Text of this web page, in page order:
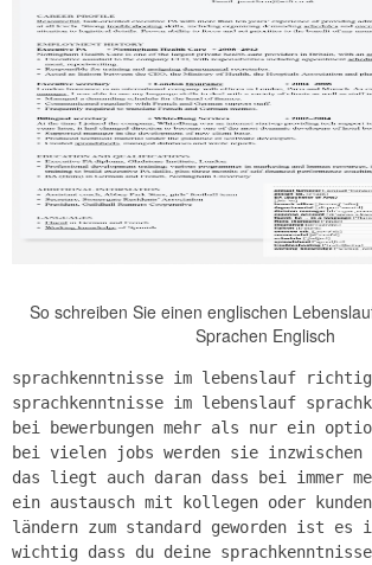
So schreiben Sie einen englischen
Sprachen Englisch
sprachkenntnisse im lebenslauf richtig
sprachkenntnisse im lebenslauf
bei bewerbungen mehr als nur ein
bei vielen jobs werden sie inzwischen
das liegt auch daran dass bei immer
ein austausch mit kollegen oder
ländern zum standard geworden ist es
wichtig dass du deine